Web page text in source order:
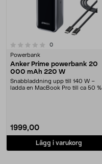
0recensioner
Powerbank
Anker Prime powerbank 20
000 mAh 220 W
Snabbladdning upp till 140 W –
ladda en MacBook Pro till ca 50 %
1999,00
Lägg i varukorg